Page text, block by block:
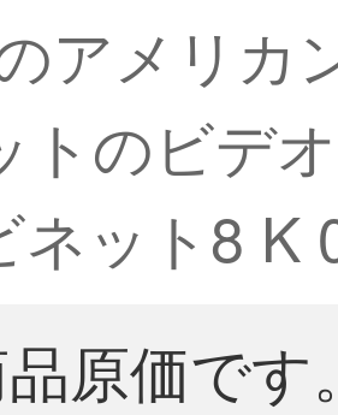
アメリカ
のビデ
ット8 K
原価です